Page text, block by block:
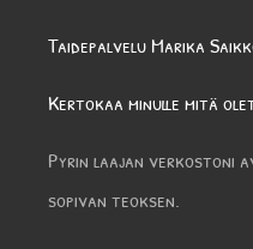
Taidepalvelu Marika
Kertokaa minulle mitä
Pyrin laajan verkostoni
sopivan teoksen.